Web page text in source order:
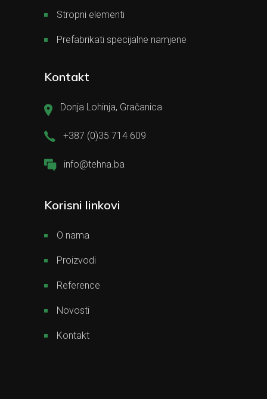
Stropni elementi
Prefabrikati specijalne namjene
Kontakt
Donja Lohinja, Gračanica
+387 (0)35 714 609
info@tehna.ba
Korisni linkovi
O nama
Proizvodi
Reference
Novosti
Kontakt